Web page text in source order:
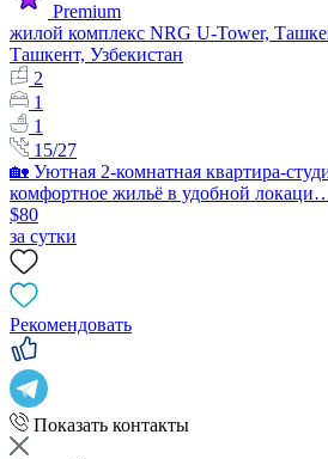
Premium
жилой комплекс NRG U-Tower,
Ташкент, Узбекистан
2
1
1
15/27
🏡 Уютная 2-комнатная квартира-
комфортное жильё в удобной
$80
за сутки
Рекомендовать
Показать контакты